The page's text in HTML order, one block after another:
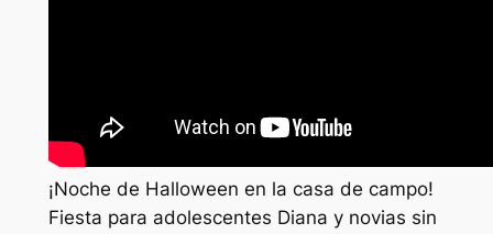
¡Noche de Halloween en la casa de campo!
Fiesta para adolescentes Diana y novias sin